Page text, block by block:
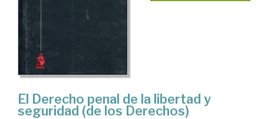
El Derecho penal de la libertad y
seguridad (de los Derechos)